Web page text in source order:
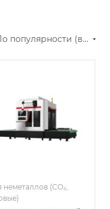
По популярности (возрастание)
неметаллов (CO₂,